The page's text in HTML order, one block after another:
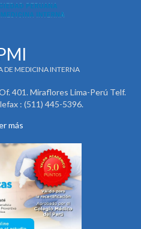
DE MEDICINA INTERNA
401. Miraflores Lima-Perú Telf.
: (511) 445-5396.
más